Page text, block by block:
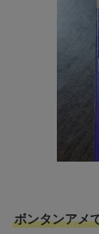
ボンタンアメ